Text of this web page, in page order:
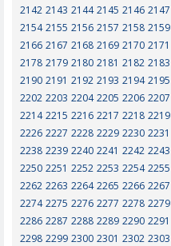
2142 2143 2144 2145 2146 2147
2154 2155 2156 2157 2158 2159
2166 2167 2168 2169 2170 2171
2178 2179 2180 2181 2182 2183
2190 2191 2192 2193 2194 2195
2202 2203 2204 2205 2206 2207
2214 2215 2216 2217 2218 2219
2226 2227 2228 2229 2230 2231
2238 2239 2240 2241 2242 2243
2250 2251 2252 2253 2254 2255
2262 2263 2264 2265 2266 2267
2274 2275 2276 2277 2278 2279
2286 2287 2288 2289 2290 2291
2298 2299 2300 2301 2302 2303